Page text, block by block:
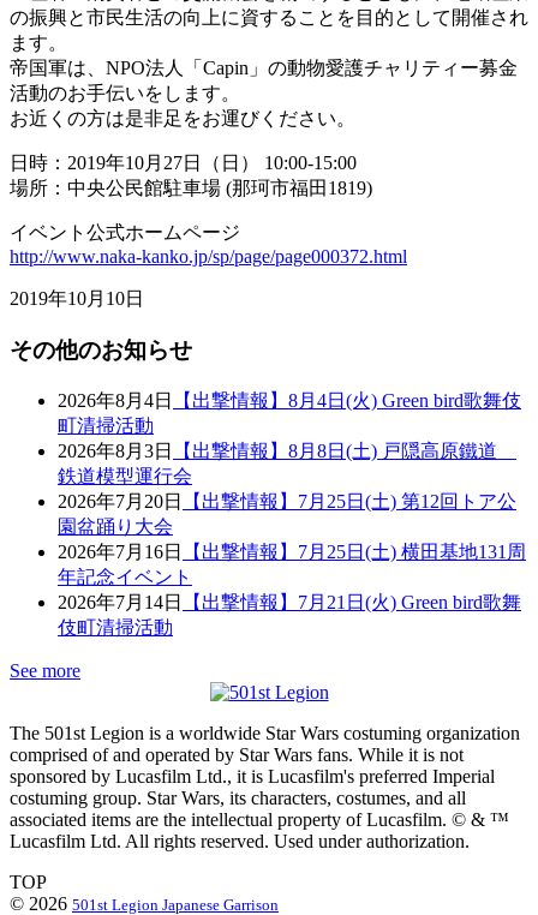
の振興と市民生活の向上に資することを目的として開催され
ます。
帝国軍は、NPO法人「Capin」の動物愛護チャリティー募金
活動のお手伝いをします。
お近くの方は是非足をお運びください。
日時：2019年10月27日（日） 10:00-15:00
場所：中央公民館駐車場 (那珂市福田1819)
イベント公式ホームページ
http://www.naka-kanko.jp/sp/page/page000372.html
2019年10月10日
その他のお知らせ
2026年8月4日
【出撃情報】8月4日(火) Green bird歌舞伎
町清掃活動
2026年8月3日
【出撃情報】8月8日(土) 戸隠高原鐵道
鉄道模型運行会
2026年7月20日
【出撃情報】7月25日(土) 第12回トア公
園盆踊り大会
2026年7月16日
【出撃情報】7月25日(土) 横田基地131周
年記念イベント
2026年7月14日
【出撃情報】7月21日(火) Green bird歌舞
伎町清掃活動
See more
The 501st Legion is a worldwide Star Wars costuming organization
comprised of and operated by Star Wars fans. While it is not
sponsored by Lucasfilm Ltd., it is Lucasfilm's preferred Imperial
costuming group. Star Wars, its characters, costumes, and all
associated items are the intellectual property of Lucasfilm. © & ™
Lucasfilm Ltd. All rights reserved. Used under authorization.
TOP
© 2026 501st Legion Japanese Garrison